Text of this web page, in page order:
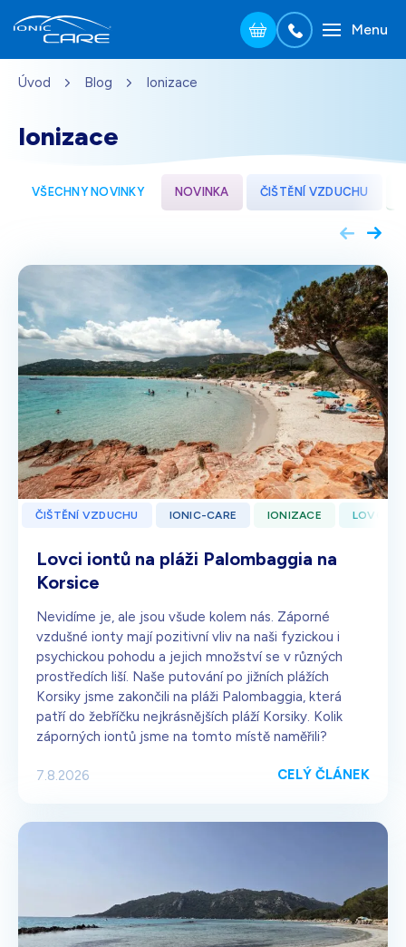
Přejít na hlavní obsah
Menu
Úvod Blog Ionizace
Ionizace
VŠECHNY NOVINKY NOVINKA ČIŠTĚNÍ VZDUCHU
ČIŠTĚNÍ VZDUCHU IONIC-CARE IONIZACE LOVCI
Lovci iontů na pláži Palombaggia na
Korsice
Nevidíme je, ale jsou všude kolem nás. Záporné
vzdušné ionty mají pozitivní vliv na naši fyzickou i
psychickou pohodu a jejich množství se v různých
prostředích liší. Naše putování po jižních plážích
Korsiky jsme zakončili na pláži Palombaggia, která
patří do žebříčku nejkrásnějších pláží Korsiky. Kolik
záporných iontů jsme na tomto místě naměřili?
7.8.2026 CELÝ ČLÁNEK
Dřevo dub 3 990
3 690Kč
Skladem - doprava zdarma Dárek pro vás při zadání kódu
Černá 3 690Kč
Skladem - doprava zdarma Dárek pro vás při zadání kódu
Bílá s krystaly 4 990Kč
Skladem - doprava zdarma Dárek pro vás při zadání kódu